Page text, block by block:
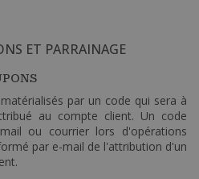
ET PARRAINAGE
par un code qui sera à
au compte client. Un code
ou courrier lors d'opérations
par e-mail de l'attribution d'un